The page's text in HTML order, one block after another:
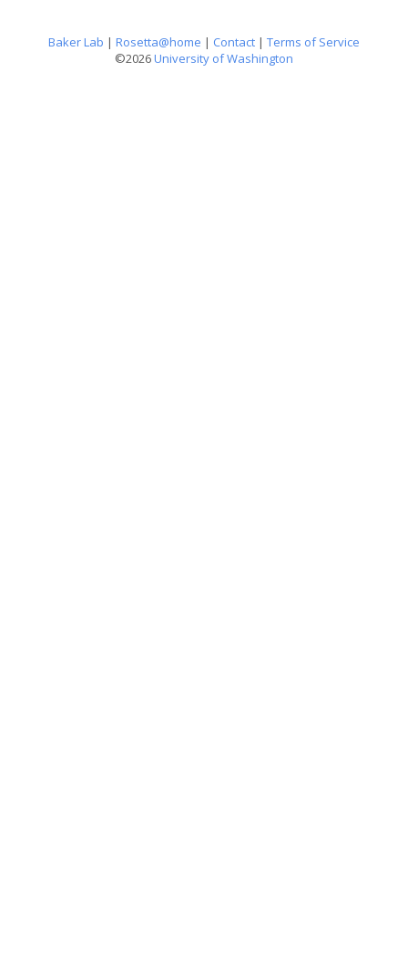
Baker Lab | Rosetta@home | Contact | Terms of Service
©2026University of Washington